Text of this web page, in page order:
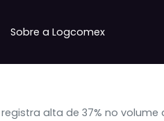
Sobre a Logcomex
alta de 37% no volume